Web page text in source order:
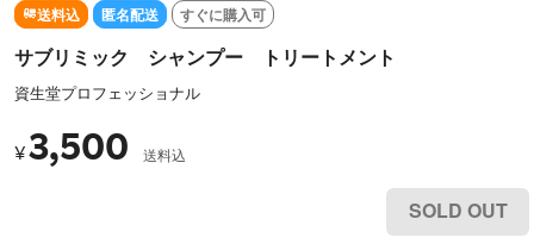
送料込 匿名配送 すぐに購入可
サブリミック シャンプー トリートメント
資生堂プロフェッショナル
¥3,500 送料込
SOLD OUT